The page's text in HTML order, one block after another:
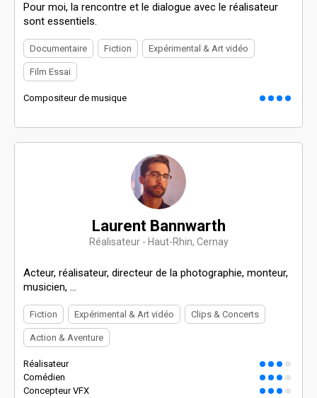
Pour moi, la rencontre et le dialogue avec le réalisateur
sont essentiels.
Documentaire Fiction Expérimental & Art vidéo
Film Essai
Compositeur de musique
Laurent Bannwarth
Réalisateur - Haut-Rhin, Cernay
Acteur, réalisateur, directeur de la photographie, monteur,
musicien, ...
Fiction Expérimental & Art vidéo Clips & Concerts
Action & Aventure
Réalisateur
Comédien
Concepteur VFX